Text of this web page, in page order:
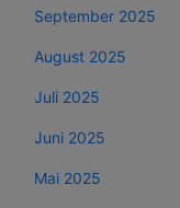
September 2025
August 2025
Juli 2025
Juni 2025
Mai 2025